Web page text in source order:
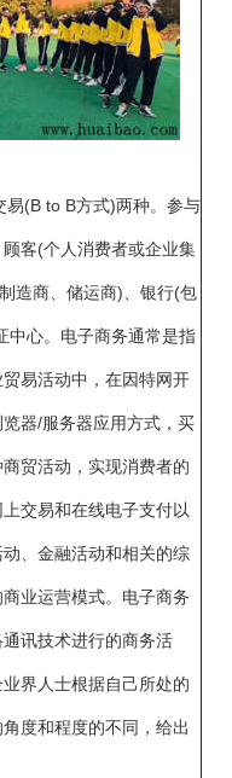
(B to B方式)两种。参与
客(个人消费者或企业集
造商、储运商)、银行(包
中心。电子商务通常是指
易活动中，在因特网开
器/服务器应用方式，买
贸活动，实现消费者的
交易和在线电子支付以
、金融活动和相关的综
业运营模式。电子商务
讯技术进行的商务活
界人士根据自己所处的
度和程度的不同，给出